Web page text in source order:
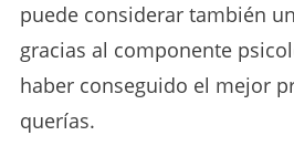
puede considerar también
gracias al componente
haber conseguido el mejor
querías.